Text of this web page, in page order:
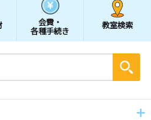
会費・
各種手続き
教室検索